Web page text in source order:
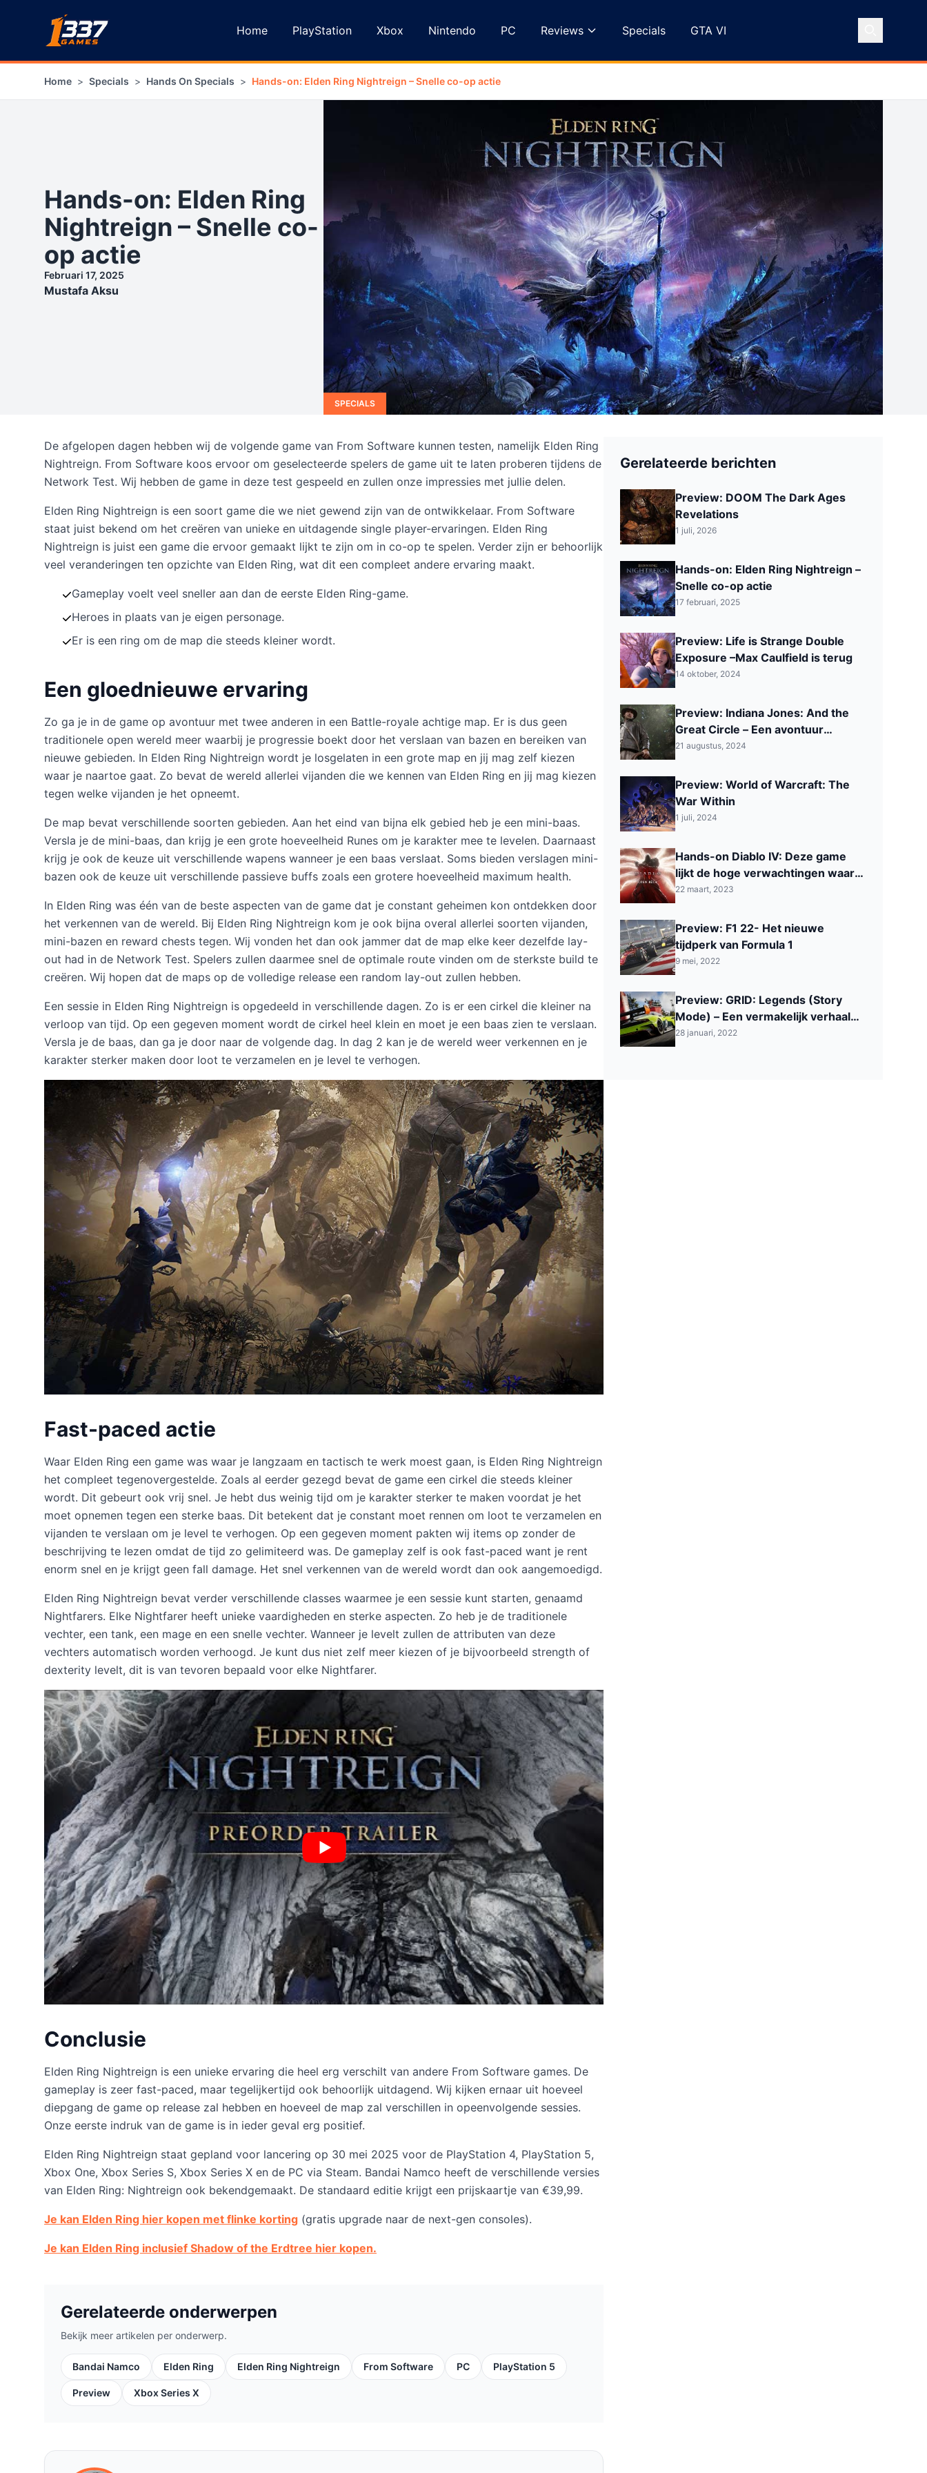
Home
PlayStation Xbox Nintendo PC Reviews Specials GTA VI
Home > Specials > Hands On Specials > Hands-on: Elden Ring Nightreign – Snelle co-op actie
Hands-on: Elden Ring
Nightreign – Snelle co-
op actie
Februari 17, 2025
Mustafa Aksu
SPECIALS
De afgelopen dagen hebben wij de volgende game van From Software kunnen testen, namelijk Elden Ring
Nightreign. From Software koos ervoor om geselecteerde spelers de game uit te laten proberen tijdens de
Network Test. Wij hebben de game in deze test gespeeld en zullen onze impressies met jullie delen.
Elden Ring Nightreign is een soort game die we niet gewend zijn van de ontwikkelaar. From Software
staat juist bekend om het creëren van unieke en uitdagende single player-ervaringen. Elden Ring
Nightreign is juist een game die ervoor gemaakt lijkt te zijn om in co-op te spelen. Verder zijn er behoorlijk
veel veranderingen ten opzichte van Elden Ring, wat dit een compleet andere ervaring maakt.
Gameplay voelt veel sneller aan dan de eerste Elden Ring-game.
Heroes in plaats van je eigen personage.
Er is een ring om de map die steeds kleiner wordt.
Een gloednieuwe ervaring
Zo ga je in de game op avontuur met twee anderen in een Battle-royale achtige map. Er is dus geen
traditionele open wereld meer waarbij je progressie boekt door het verslaan van bazen en bereiken van
nieuwe gebieden. In Elden Ring Nightreign wordt je losgelaten in een grote map en jij mag zelf kiezen
waar je naartoe gaat. Zo bevat de wereld allerlei vijanden die we kennen van Elden Ring en jij mag kiezen
tegen welke vijanden je het opneemt.
De map bevat verschillende soorten gebieden. Aan het eind van bijna elk gebied heb je een mini-baas.
Versla je de mini-baas, dan krijg je een grote hoeveelheid Runes om je karakter mee te levelen. Daarnaast
krijg je ook de keuze uit verschillende wapens wanneer je een baas verslaat. Soms bieden verslagen mini-
bazen ook de keuze uit verschillende passieve buffs zoals een grotere hoeveelheid maximum health.
In Elden Ring was één van de beste aspecten van de game dat je constant geheimen kon ontdekken door
het verkennen van de wereld. Bij Elden Ring Nightreign kom je ook bijna overal allerlei soorten vijanden,
mini-bazen en reward chests tegen. Wij vonden het dan ook jammer dat de map elke keer dezelfde lay-
out had in de Network Test. Spelers zullen daarmee snel de optimale route vinden om de sterkste build te
creëren. Wij hopen dat de maps op de volledige release een random lay-out zullen hebben.
Een sessie in Elden Ring Nightreign is opgedeeld in verschillende dagen. Zo is er een cirkel die kleiner na
verloop van tijd. Op een gegeven moment wordt de cirkel heel klein en moet je een baas zien te verslaan.
Versla je de baas, dan ga je door naar de volgende dag. In dag 2 kan je de wereld weer verkennen en je
karakter sterker maken door loot te verzamelen en je level te verhogen.
Fast-paced actie
Waar Elden Ring een game was waar je langzaam en tactisch te werk moest gaan, is Elden Ring Nightreign
het compleet tegenovergestelde. Zoals al eerder gezegd bevat de game een cirkel die steeds kleiner
wordt. Dit gebeurt ook vrij snel. Je hebt dus weinig tijd om je karakter sterker te maken voordat je het
moet opnemen tegen een sterke baas. Dit betekent dat je constant moet rennen om loot te verzamelen en
vijanden te verslaan om je level te verhogen. Op een gegeven moment pakten wij items op zonder de
beschrijving te lezen omdat de tijd zo gelimiteerd was. De gameplay zelf is ook fast-paced want je rent
enorm snel en je krijgt geen fall damage. Het snel verkennen van de wereld wordt dan ook aangemoedigd.
Elden Ring Nightreign bevat verder verschillende classes waarmee je een sessie kunt starten, genaamd
Nightfarers. Elke Nightfarer heeft unieke vaardigheden en sterke aspecten. Zo heb je de traditionele
vechter, een tank, een mage en een snelle vechter. Wanneer je levelt zullen de attributen van deze
vechters automatisch worden verhoogd. Je kunt dus niet zelf meer kiezen of je bijvoorbeeld strength of
dexterity levelt, dit is van tevoren bepaald voor elke Nightfarer.
Conclusie
Elden Ring Nightreign is een unieke ervaring die heel erg verschilt van andere From Software games. De
gameplay is zeer fast-paced, maar tegelijkertijd ook behoorlijk uitdagend. Wij kijken ernaar uit hoeveel
diepgang de game op release zal hebben en hoeveel de map zal verschillen in opeenvolgende sessies.
Onze eerste indruk van de game is in ieder geval erg positief.
Elden Ring Nightreign staat gepland voor lancering op 30 mei 2025 voor de PlayStation 4, PlayStation 5,
Xbox One, Xbox Series S, Xbox Series X en de PC via Steam. Bandai Namco heeft de verschillende versies
van Elden Ring: Nightreign ook bekendgemaakt. De standaard editie krijgt een prijskaartje van €39,99.
Je kan Elden Ring hier kopen met flinke korting (gratis upgrade naar de next-gen consoles).
Je kan Elden Ring inclusief Shadow of the Erdtree hier kopen.
Gerelateerde onderwerpen
Bekijk meer artikelen per onderwerp.
Bandai Namco Elden Ring Elden Ring Nightreign From Software PC PlayStation 5
Preview Xbox Series X
Gerelateerde berichten
Preview: DOOM The Dark Ages
Revelations
1 juli, 2026
Hands-on: Elden Ring Nightreign –
Snelle co-op actie
17 februari, 2025
Preview: Life is Strange Double
Exposure –Max Caulfield is terug
14 oktober, 2024
Preview: Indiana Jones: And the
Great Circle – Een avontuur
actiegame
21 augustus, 2024
Preview: World of Warcraft: The
War Within
1 juli, 2024
Hands-on Diablo IV: Deze game
lijkt de hoge verwachtingen waar
te gaan maken
22 maart, 2023
Preview: F1 22- Het nieuwe
tijdperk van Formula 1
9 mei, 2022
Preview: GRID: Legends (Story
Mode) – Een vermakelijk verhaal
met echte acteurs
28 januari, 2022